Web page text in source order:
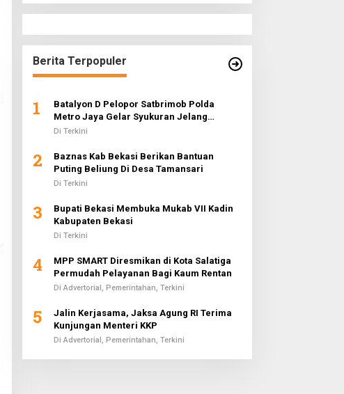
Berita Terpopuler
1
Batalyon D Pelopor Satbrimob Polda
Metro Jaya Gelar Syukuran Jelang
Ramadhan 1442 H
Di Terkini
2
Baznas Kab Bekasi Berikan Bantuan
Puting Beliung Di Desa Tamansari
Di Terkini
3
Bupati Bekasi Membuka Mukab VII Kadin
Kabupaten Bekasi
Di Terkini
4
MPP SMART Diresmikan di Kota Salatiga
Permudah Pelayanan Bagi Kaum Rentan
Di Advertorial, Pemerintahan, Terkini
5
Jalin Kerjasama, Jaksa Agung RI Terima
Kunjungan Menteri KKP
Di Advertorial, Pemerintahan, Terkini